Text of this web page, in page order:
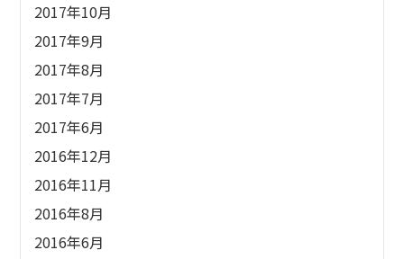
2017年10月
2017年9月
2017年8月
2017年7月
2017年6月
2016年12月
2016年11月
2016年8月
2016年6月